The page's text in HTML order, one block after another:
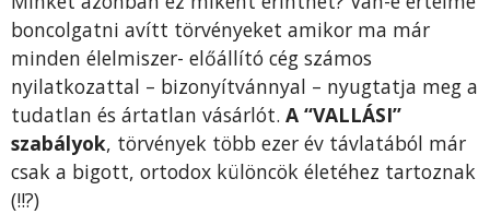
boncolgatni avítt törvényeket amikor ma már
minden élelmiszer- előállító cég számos
nyilatkozattal – bizonyítvánnyal – nyugtatja meg a
tudatlan és ártatlan vásárlót. A “VALLÁSI”
szabályok, törvények több ezer év távlatából már
csak a bigott, ortodox különcök életéhez tartoznak
(!!?)